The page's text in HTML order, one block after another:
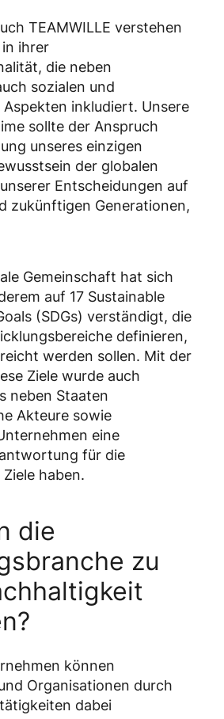
TEAMWILLE verstehen
ihrer
die neben
sozialen und
inkludiert. Unsere
sollte der Anspruch
unseres einzigen
der globalen
Entscheidungen auf
zukünftigen Generationen,
Gemeinschaft hat sich
auf 17 Sustainable
(SDGs) verständigt, die
definieren,
werden sollen. Mit der
Ziele wurde auch
neben Staaten
Akteure sowie
eine
für die
haben.
die
zu
können
Organisationen durch
dabei